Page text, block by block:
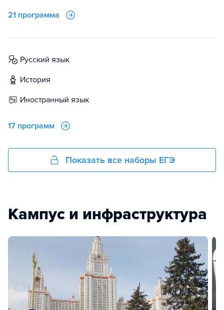
21 программа
русский язык
история
иностранный язык
17 программ
Показать все наборы ЕГЭ
Кампус и инфраструктура